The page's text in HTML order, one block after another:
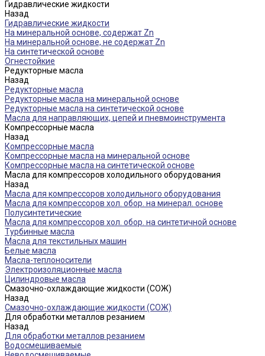
Гидравлические жидкости
Назад
Гидравлические жидкости
На минеральной основе, содержат Zn
На минеральной основе, не содержат Zn
На синтетической основе
Огнестойкие
Редукторные масла
Назад
Редукторные масла
Редукторные масла на минеральной основе
Редукторные масла на синтетической основе
Масла для направляющих, цепей и пневмоинструмента
Компрессорные масла
Назад
Компрессорные масла
Компрессорные масла на минеральной основе
Компрессорные масла на синтетической основе
Масла для компрессоров холодильного оборудования
Назад
Масла для компрессоров холодильного оборудования
Масла для компрессоров хол. обор. на минерал. основе
Полусинтетические
Масла для компрессоров хол. обор. на синтетичной основе
Турбинные масла
Масла для текстильных машин
Белые масла
Масла-теплоносители
Электроизоляционные масла
Цилиндровые масла
Смазочно-охлаждающие жидкости (СОЖ)
Назад
Смазочно-охлаждающие жидкости (СОЖ)
Для обработки металлов резанием
Назад
Для обработки металлов резанием
Водосмешиваемые